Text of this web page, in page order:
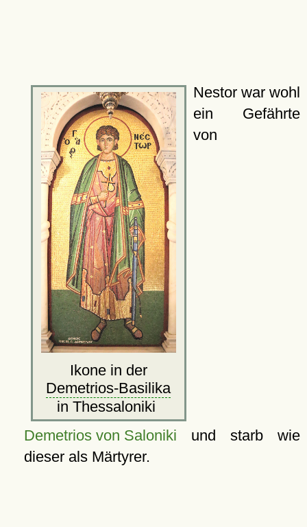
Ikone in der
Demetrios-Basilika
in Thessaloniki
Nestor war wohl
ein Gefährte
von
Demetrios von Saloniki und starb wie
dieser als Märtyrer.